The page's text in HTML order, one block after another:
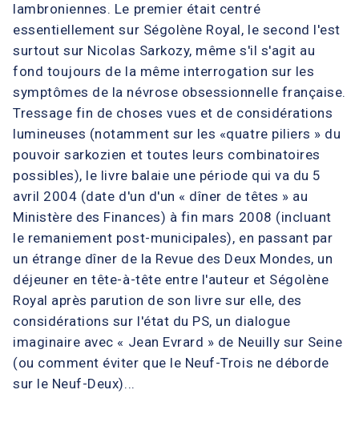
lambroniennes. Le premier était centré
essentiellement sur Ségolène Royal, le second l'est
surtout sur Nicolas Sarkozy, même s'il s'agit au
fond toujours de la même interrogation sur les
symptômes de la névrose obsessionnelle française.
Tressage fin de choses vues et de considérations
lumineuses (notamment sur les «quatre piliers » du
pouvoir sarkozien et toutes leurs combinatoires
possibles), le livre balaie une période qui va du 5
avril 2004 (date d'un d'un « dîner de têtes » au
Ministère des Finances) à fin mars 2008 (incluant
le remaniement post-municipales), en passant par
un étrange dîner de la Revue des Deux Mondes, un
déjeuner en tête-à-tête entre l'auteur et Ségolène
Royal après parution de son livre sur elle, des
considérations sur l'état du PS, un dialogue
imaginaire avec « Jean Evrard » de Neuilly sur Seine
(ou comment éviter que le Neuf-Trois ne déborde
sur le Neuf-Deux)...